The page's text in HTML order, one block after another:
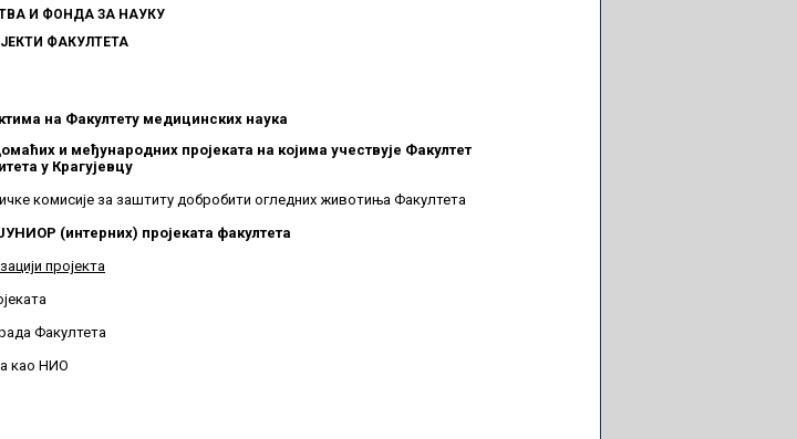
И ФОНДА ЗА НАУКУ
ФАКУЛТЕТА
на Факултету медицинских наука
и међународних пројеката на којима учествује Факултет
у Крагујевцу
комисије за заштиту добробити огледних животиња Факултета
(интерних) пројеката факултета
пројекта
Факултета
као НИO